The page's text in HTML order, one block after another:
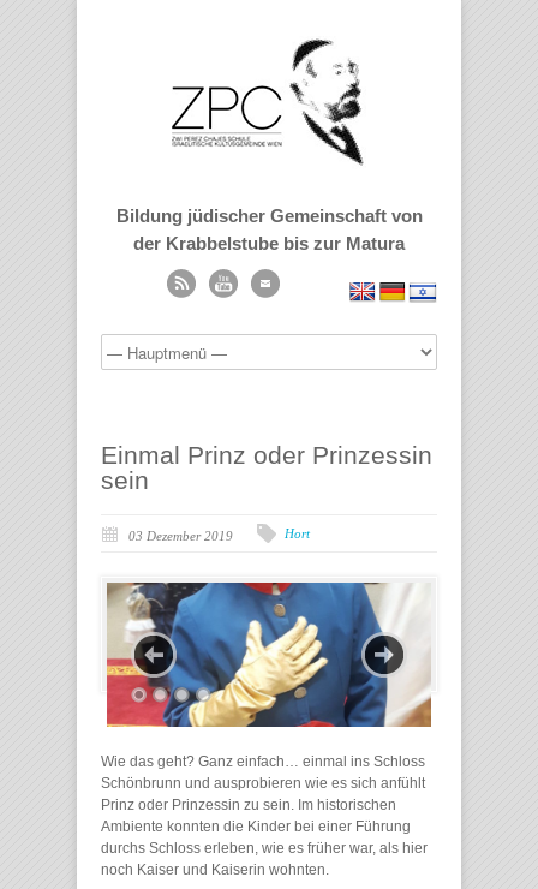
Bildung jüdischer Gemeinschaft von
der Krabbelstube bis zur Matura
Einmal Prinz oder Prinzessin
sein
03 Dezember 2019 Hort
Wie das geht? Ganz einfach… einmal ins Schloss
Schönbrunn und ausprobieren wie es sich anfühlt
Prinz oder Prinzessin zu sein. Im historischen
Ambiente konnten die Kinder bei einer Führung
durchs Schloss erleben, wie es früher war, als hier
noch Kaiser und Kaiserin wohnten.